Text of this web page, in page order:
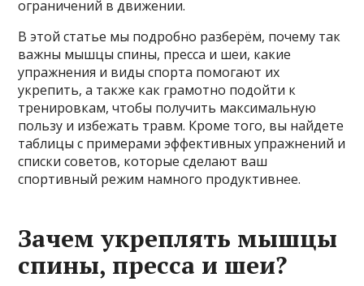
ограничений в движении.
В этой статье мы подробно разберём, почему так
важны мышцы спины, пресса и шеи, какие
упражнения и виды спорта помогают их
укрепить, а также как грамотно подойти к
тренировкам, чтобы получить максимальную
пользу и избежать травм. Кроме того, вы найдете
таблицы с примерами эффективных упражнений и
списки советов, которые сделают ваш
спортивный режим намного продуктивнее.
Зачем укреплять мышцы
спины, пресса и шеи?